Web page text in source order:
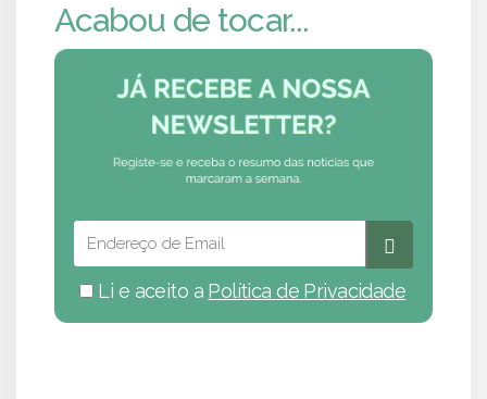
Acabou de tocar...
Li e aceito a Política de Privacidade